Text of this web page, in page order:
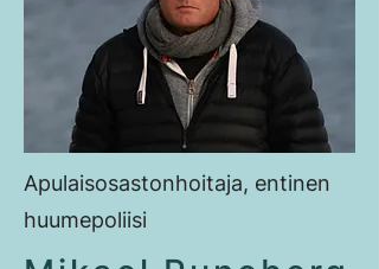
Apulaisosastonhoitaja, entinen
huumepoliisi